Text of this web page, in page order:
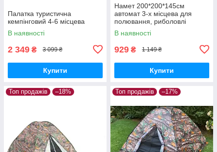
Палатка туристична
кемпінговий 4-6 місцева
В наявності
2 349 ₴ 3 099 ₴
Купити
Намет 200*200*145см
автомат 3-х місцева для
полювання, риболовлі
туризму
В наявності
929 ₴ 1 149 ₴
Купити
Топ продажів –18% Топ продажів –17%